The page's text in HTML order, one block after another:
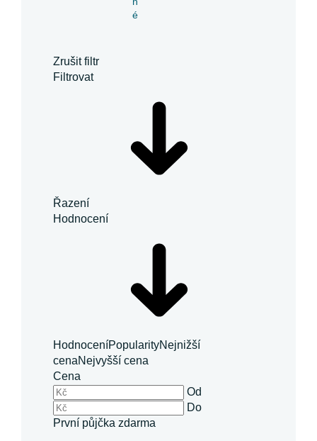
é
Zrušit filtr
Filtrovat
Řazení
Hodnocení
HodnoceníPopularityNejnižší
cenaNejvyšší cena
Cena
Od
Do
První půjčka zdarma